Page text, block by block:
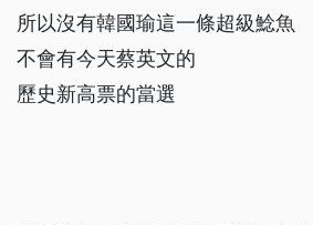
所以沒有韓國瑜這一條超級鯰魚
不會有今天蔡英文的
歷史新高票的當選